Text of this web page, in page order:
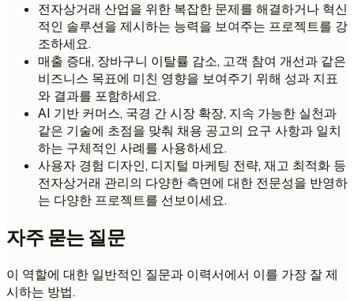
전자상거래 산업을 위한 복잡한 문제를 해결하거나 혁신
적인 솔루션을 제시하는 능력을 보여주는 프로젝트를 강
조하세요.
매출 증대, 장바구니 이탈률 감소, 고객 참여 개선과 같은
비즈니스 목표에 미친 영향을 보여주기 위해 성과 지표
와 결과를 포함하세요.
AI 기반 커머스, 국경 간 시장 확장, 지속 가능한 실천과
같은 기술에 초점을 맞춰 채용 공고의 요구 사항과 일치
하는 구체적인 사례를 사용하세요.
사용자 경험 디자인, 디지털 마케팅 전략, 재고 최적화 등
전자상거래 관리의 다양한 측면에 대한 전문성을 반영하
는 다양한 프로젝트를 선보이세요.
자주 묻는 질문
이 역할에 대한 일반적인 질문과 이력서에서 이를 가장 잘 제
시하는 방법.